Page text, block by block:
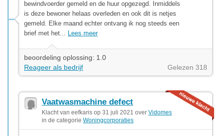
bewindvoerder gemeld en de huur opgezegd. Inmiddels
is deze bewoner helaas overleden en ook dit is netjes
gemeld. Elke maand echter ontvang ik nog steeds een
brief met het... Lees meer
beoordeling oplossing: 1.0
Reageer als bedrijf
Gelezen 318
Vaatwasmachine defect
Klacht van eefkaris op 31 juli 2021 over Vidomes
in de categorie Woningcorporaties